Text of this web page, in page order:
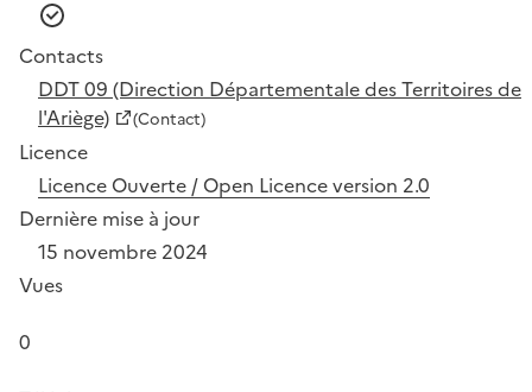
Contacts
DDT 09 (Direction Départementale des Territoires de
l'Ariège)
(Contact)
Licence
Licence Ouverte / Open Licence version 2.0
Dernière mise à jour
15 novembre 2024
Vues
0